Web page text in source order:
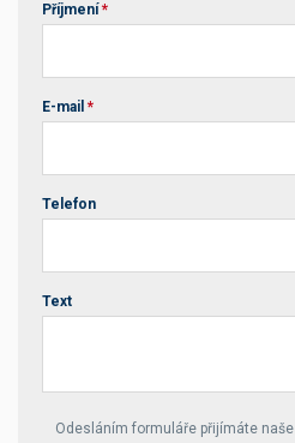
Příjmení *
E-mail *
Telefon
Text
Your website *
Odesláním formuláře přijímáte naše